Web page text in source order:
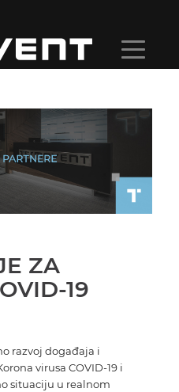
ZA
19
razvoj događaja i
virusa COVID-19 i
situaciju u realnom